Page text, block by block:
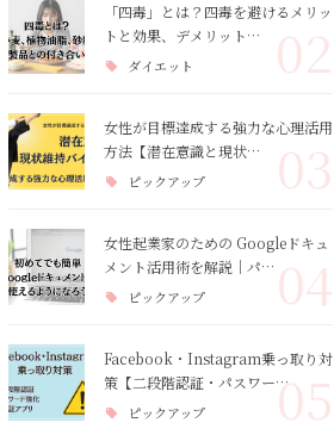
「四毒」とは？四毒を避けるメリッ
トと効果、デメリット…
ダイエット 02
女性が目標達成する強力な心理活用
方法【潜在意識と現状…
ピックアップ 03
女性起業家のための Googleドキュ
メント活用術を解説｜パ…
ピックアップ 04
Facebook・Instagram乗っ取り対
策【二段階認証・パスワー…
ピックアップ 05